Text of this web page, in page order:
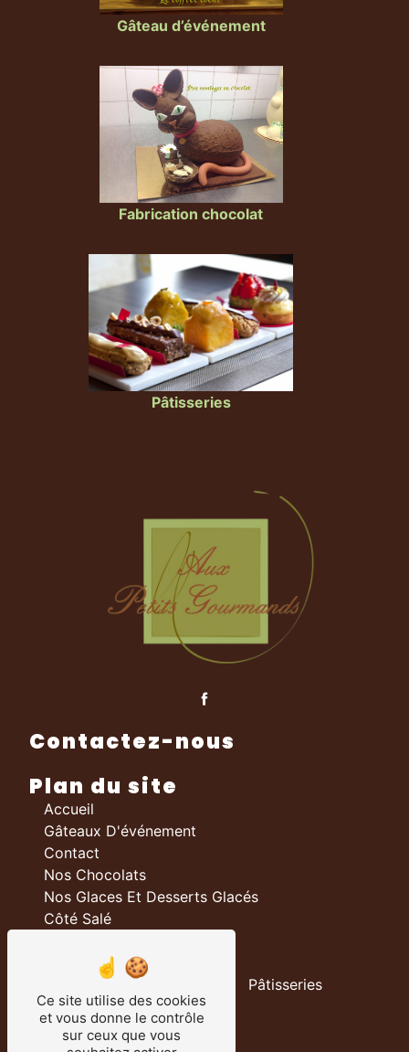
Gâteau d’événement
Fabrication chocolat
Pâtisseries
Contactez-nous
Plan du site
Accueil
Gâteaux D'événement
Contact
Nos Chocolats
Nos Glaces Et Desserts Glacés
Côté Salé
Nos prestations
Boulangerie
Chocolateries
Traiteur
Pâtisseries
Ce site utilise des cookies
et vous donne le contrôle
sur ceux que vous